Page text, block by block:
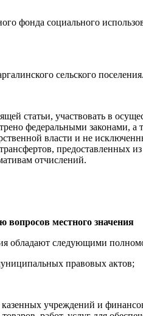
социального
сельского поселения.
статьи, участвовать в
федеральными законами, а
власти и не
предоставленных
отчислений.
вопросов местного значения
обладают следующими
правовых актов;
учреждений и